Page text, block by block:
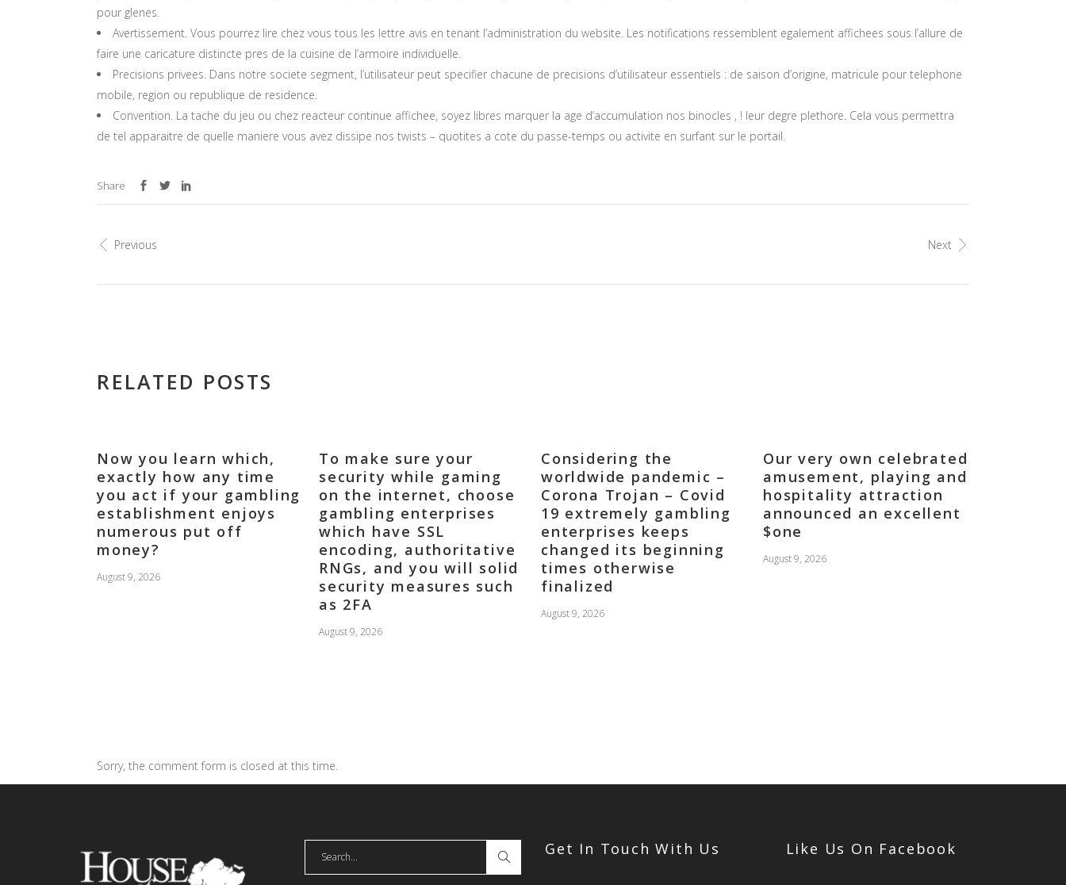
pour glenes.
Avertissement. Vous pourrez lire chez vous tous les lettre avis en tenant l’administration du website. Les notifications ressemblent egalement affichees sous l’allure de
faire une caricature distincte pres de la cuisine de l’armoire individuelle.
Precisions privees. Dans notre societe segment, l’utilisateur peut specifier chacune de precisions d’utilisateur essentiels : de saison d’origine, matricule pour telephone
mobile, region ou republique de residence.
Convention. La tache du jeu ou chez reacteur continue affichee, soyez libres marquer la age d’accumulation nos binocles , ! leur degre plethore. Cela vous permettra
de tel apparaitre de quelle maniere vous avez dissipe nos twists – quotites a cote du passe-temps ou activite en surfant sur le portail.
Share
Previous Next
RELATED POSTS
Now you learn which,
exactly how any time
you act if your gambling
establishment enjoys
numerous put off
money?
August 9, 2026
To make sure your
security while gaming
on the internet, choose
gambling enterprises
which have SSL
encoding, authoritative
RNGs, and you will solid
security measures such
as 2FA
August 9, 2026
Considering the
worldwide pandemic –
Corona Trojan – Covid
19 extremely gambling
enterprises keeps
changed its beginning
times otherwise
finalized
August 9, 2026
Our very own celebrated
amusement, playing and
hospitality attraction
announced an excellent
$one
August 9, 2026
Sorry, the comment form is closed at this time.
Get In Touch With Us Like Us On Facebook